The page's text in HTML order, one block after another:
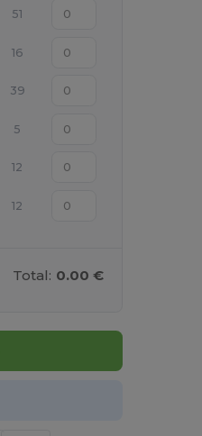
51
16
39
5
12
12
Total: 0.00 €